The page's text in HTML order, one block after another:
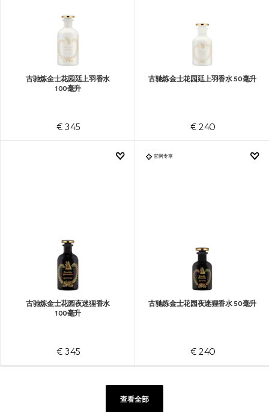
古驰炼金士花园廷上羽香水
100毫升
€ 345
古驰炼金士花园廷上羽香水 50毫升
€ 240
古驰炼金士花园夜迷狸香水
100毫升
€ 345
官网专享
古驰炼金士花园夜迷狸香水 50毫升
€ 240
查看全部